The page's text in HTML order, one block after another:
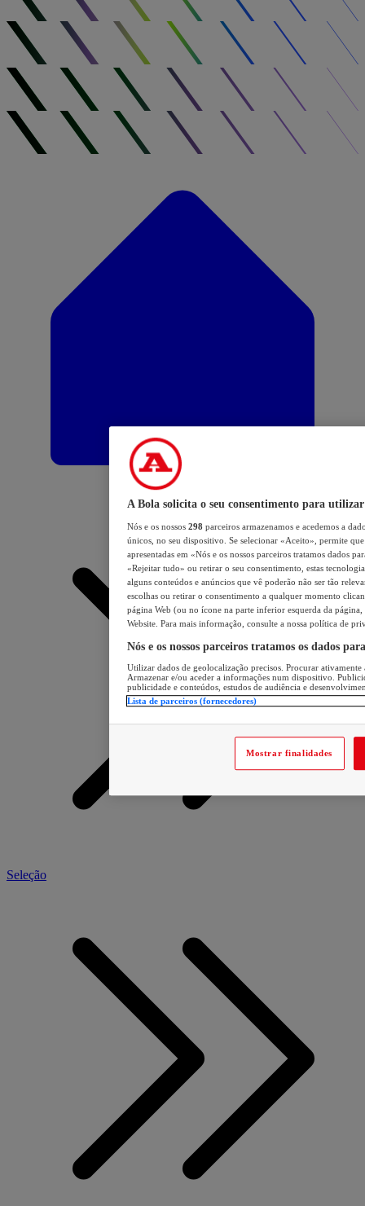
Seleção
A Bola solicita o seu consentimento para utilizar
Nós e os nossos 298 parceiros armazenamos e acedemos a
únicos, no seu dispositivo. Se selecionar «Aceito», permite
apresentadas em «Nós e os nossos parceiros tratamos dados
«Rejeitar tudo» ou retirar o seu consentimento, estas
alguns conteúdos e anúncios que vê poderão não ser tão
escolhas ou retirar o consentimento a qualquer momento
página Web (ou no ícone na parte inferior esquerda da página,
Website. Para mais informação, consulte a nossa política de
Nós e os nossos parceiros tratamos os dados
Utilizar dados de geolocalização precisos. Procurar
Armazenar e/ou aceder a informações num dispositivo.
publicidade e conteúdos, estudos de audiência e
Lista de parceiros (fornecedores)
Mostrar finalidades